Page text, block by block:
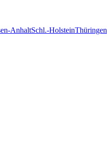
AnhaltSchl.-HolsteinThüringen